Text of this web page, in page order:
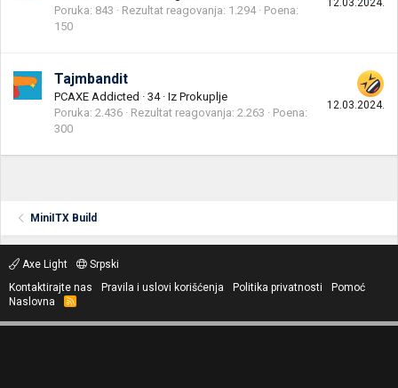
12.03.2024.
Poruka 843 Rezultat reagovanja 1.294
Poena
150
12.03.2024.
Tajmbandit
PCAXE Addicted · 34 · Iz Prokuplje
Poruka 2.436 Rezultat reagovanja 2.263
Poena
300
MiniITX Build
Axe Light
Srpski
Kontaktirajte nas
Pravila i uslovi korišćenja Politika privatnosti
Pomoć
Naslovna
R
S